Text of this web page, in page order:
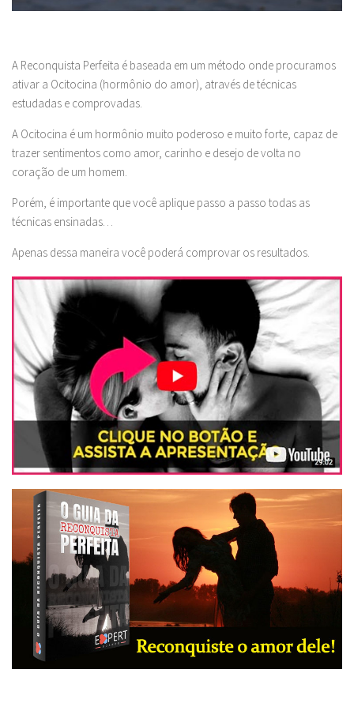
A Reconquista Perfeita é baseada em um método onde procuramos
ativar a Ocitocina (hormônio do amor), através de técnicas
estudadas e comprovadas.
A Ocitocina é um hormônio muito poderoso e muito forte, capaz de
trazer sentimentos como amor, carinho e desejo de volta no
coração de um homem.
Porém, é importante que você aplique passo a passo todas as
técnicas ensinadas…
Apenas dessa maneira você poderá comprovar os resultados.